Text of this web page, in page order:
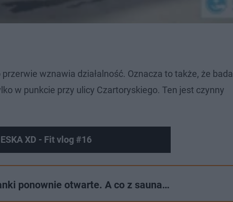
wznawia działalność. Oznacza to także, że
w punkcie przy ulicy Czartoryskiego. Ten jest czynny
XD - Fit vlog #16
ponownie otwarte. A co z sauna…